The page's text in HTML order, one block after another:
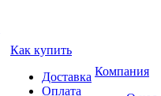
Как купить
Доставка
Оплата
Компания